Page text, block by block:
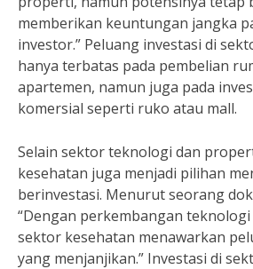
memberikan keuntungan jangka
investor.” Peluang investasi di
hanya terbatas pada pembelian
apartemen, namun juga pada
komersial seperti ruko atau mall.
Selain sektor teknologi dan
kesehatan juga menjadi pilihan
berinvestasi. Menurut seorang
“Dengan perkembangan
sektor kesehatan menawarkan
yang menjanjikan.” Investasi di